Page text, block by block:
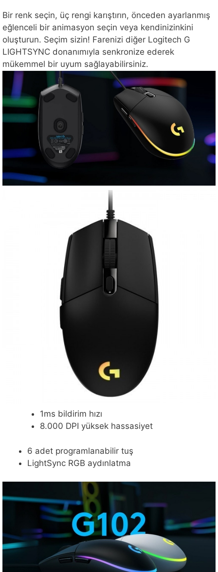
Bir renk seçin, üç rengi karıştırın, önceden ayarlanmış
eğlenceli bir animasyon seçin veya kendinizinkini
oluşturun. Seçim sizin! Farenizi diğer Logitech G
LIGHTSYNC donanımıyla senkronize ederek
mükemmel bir uyum sağlayabilirsiniz.
1ms bildirim hızı
8.000 DPI yüksek hassasiyet
6 adet programlanabilir tuş
LightSync RGB aydınlatma